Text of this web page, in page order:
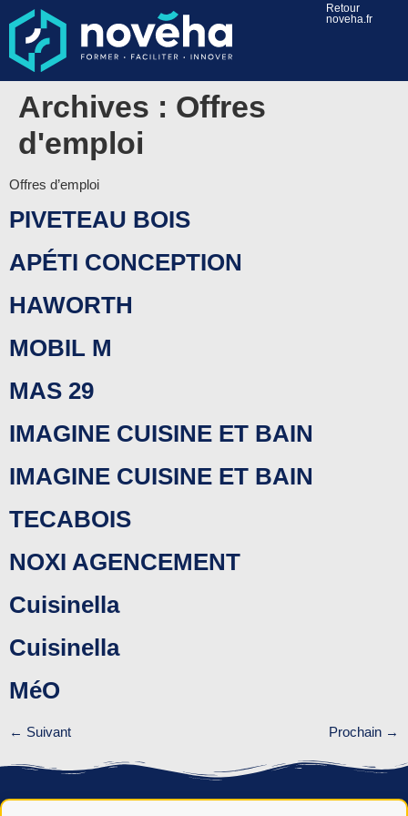
Retour
noveha.fr
Archives : Offres
d'emploi
Offres d’emploi
PIVETEAU BOIS
APÉTI CONCEPTION
HAWORTH
MOBIL M
MAS 29
IMAGINE CUISINE ET BAIN
IMAGINE CUISINE ET BAIN
TECABOIS
NOXI AGENCEMENT
Cuisinella
Cuisinella
MéO
← Suivant Prochain →